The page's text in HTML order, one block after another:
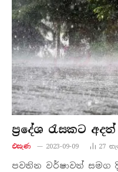
ප්‍රදේශ රැසකට
එසැණ 2023-09-09 27
පවතින වර්ෂාවත් සමග